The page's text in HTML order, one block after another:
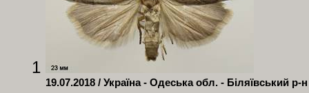
1
19.07.2018 / Україна - Одеська обл. - Біляївський р-